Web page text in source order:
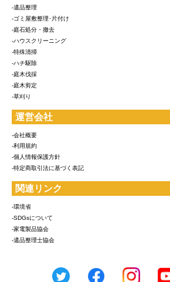
-遺品整理
-ゴミ屋敷整理･片付け
-庭石処分・撤去
-ハウスクリーニング
-特殊清掃
-ハチ駆除
-庭木伐採
-庭木剪定
-草刈り
運営会社
-会社概要
-利用規約
-個人情報保護方針
-特定商取引法に基づく表記
関連リンク
-環境省
-SDGsについて
-家電製品協会
-遺品整理士協会